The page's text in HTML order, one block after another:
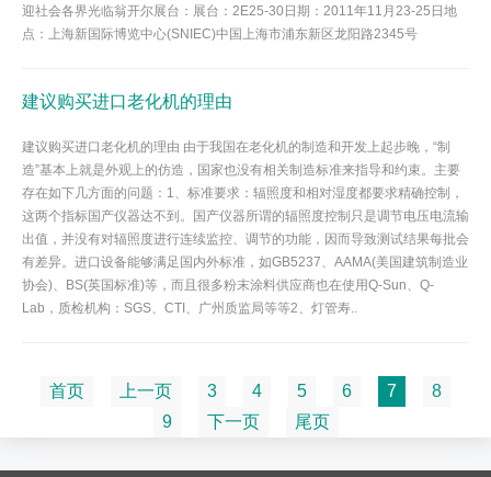
迎社会各界光临翁开尔展台：展台：2E25-30日期：2011年11月23-25日地
点：上海新国际博览中心(SNIEC)中国上海市浦东新区龙阳路2345号
建议购买进口老化机的理由
建议购买进口老化机的理由 由于我国在老化机的制造和开发上起步晚，“制
造”基本上就是外观上的仿造，国家也没有相关制造标准来指导和约束。主要
存在如下几方面的问题：1、标准要求：辐照度和相对湿度都要求精确控制，
这两个指标国产仪器达不到。国产仪器所谓的辐照度控制只是调节电压电流输
出值，并没有对辐照度进行连续监控、调节的功能，因而导致测试结果每批会
有差异。进口设备能够满足国内外标准，如GB5237、AAMA(美国建筑制造业
协会)、BS(英国标准)等，而且很多粉末涂料供应商也在使用Q-Sun、Q-
Lab，质检机构：SGS、CTI、广州质监局等等2、灯管寿..
首页 上一页 3 4 5 6 7
8
9
下一页 尾页